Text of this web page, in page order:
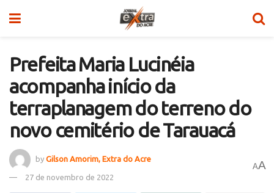
Prefeita Maria Lucinéia
acompanha início da
terraplanagem do terreno do
novo cemitério de Tarauacá
by Gilson Amorim, Extra do Acre
27 de novembro de 2022
AA